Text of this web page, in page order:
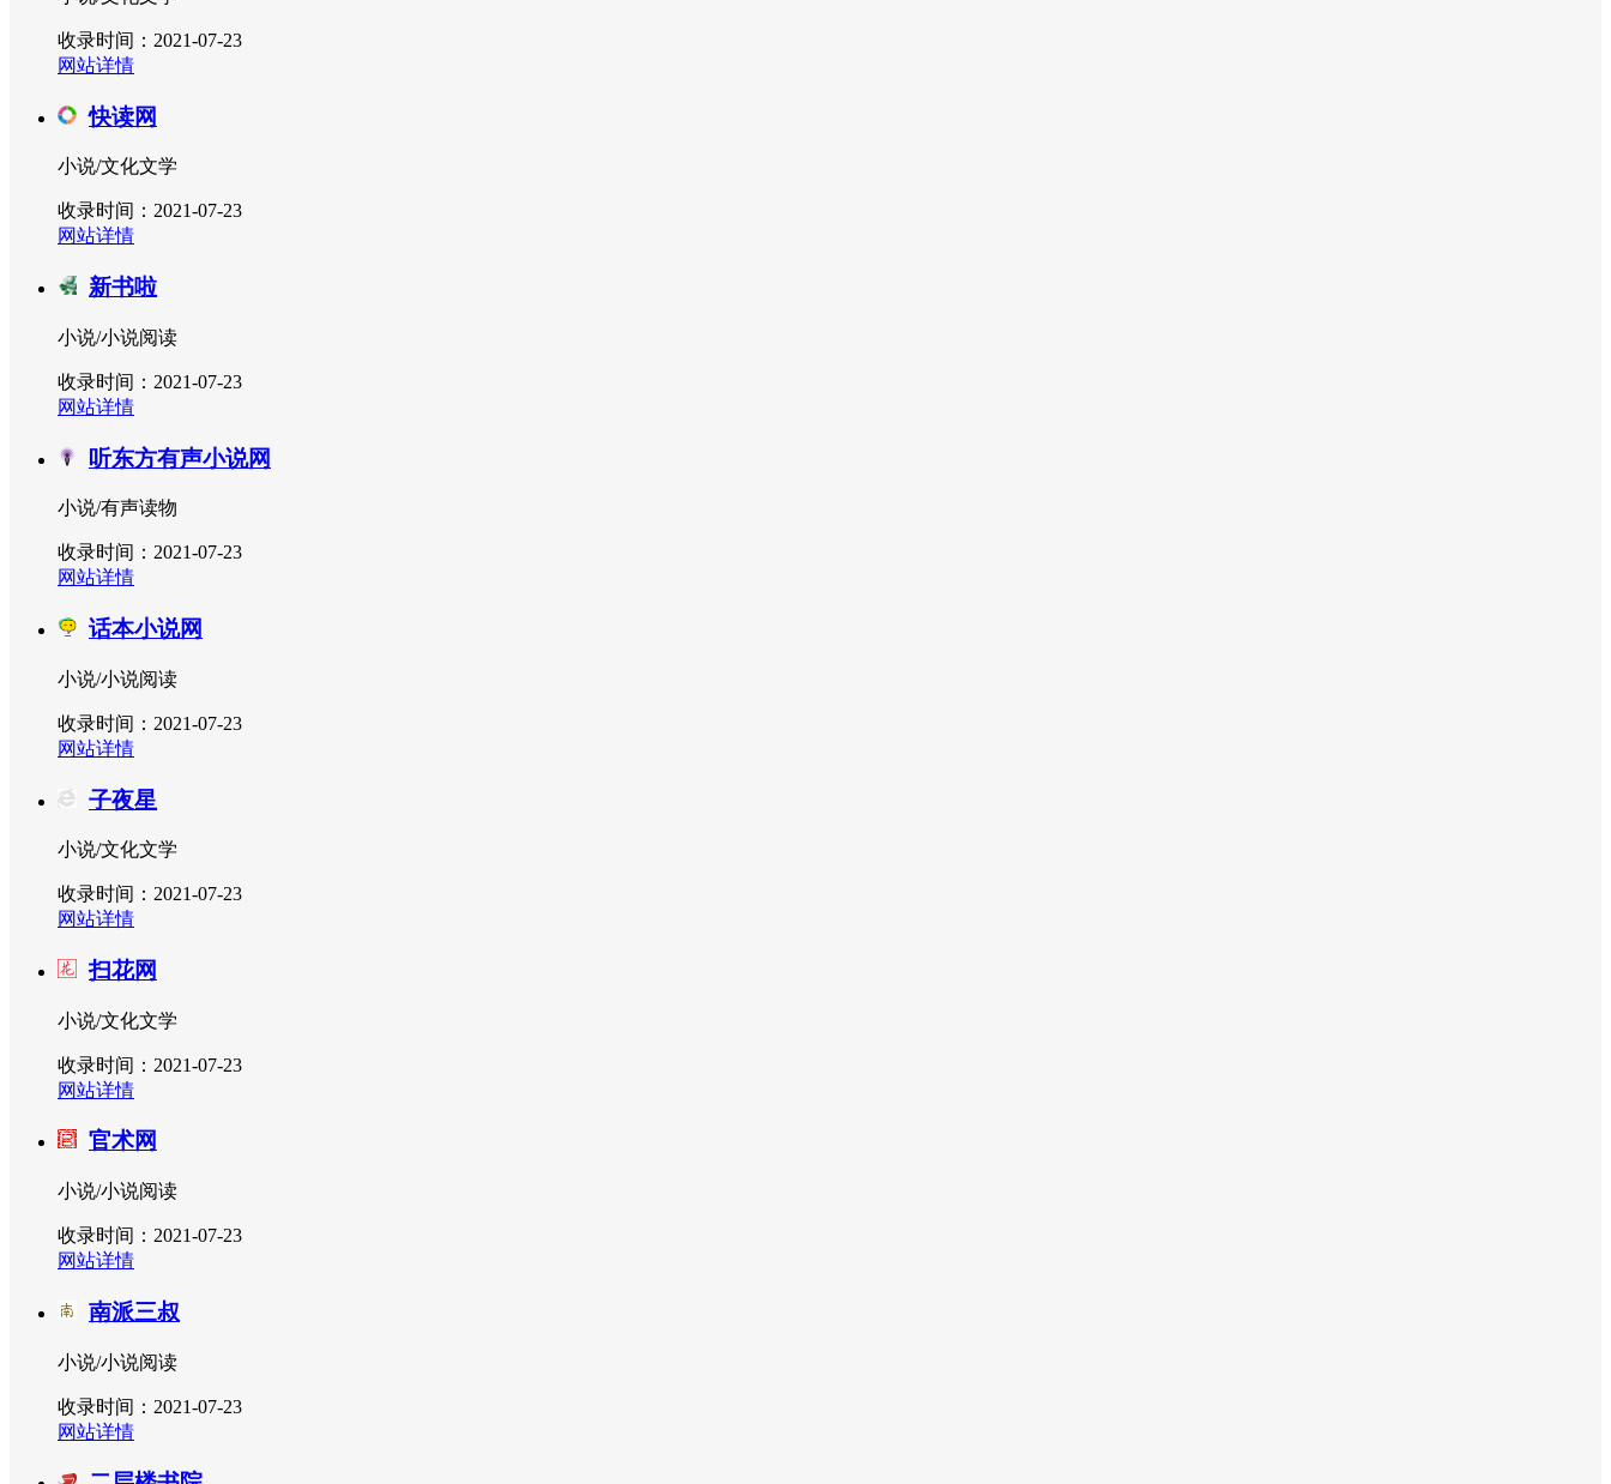
收录时间：2021-07-23
网站详情
快读网
小说/文化文学
收录时间：2021-07-23
网站详情
新书啦
小说/小说阅读
收录时间：2021-07-23
网站详情
听东方有声小说网
小说/有声读物
收录时间：2021-07-23
网站详情
话本小说网
小说/小说阅读
收录时间：2021-07-23
网站详情
子夜星
小说/文化文学
收录时间：2021-07-23
网站详情
扫花网
小说/文化文学
收录时间：2021-07-23
网站详情
官术网
小说/小说阅读
收录时间：2021-07-23
网站详情
南派三叔
小说/小说阅读
收录时间：2021-07-23
网站详情